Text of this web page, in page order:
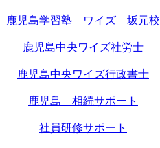
鹿児島学習塾 ワイズ 坂元校
鹿児島中央ワイズ社労士
鹿児島中央ワイズ行政書士
鹿児島 相続サポート
社員研修サポート